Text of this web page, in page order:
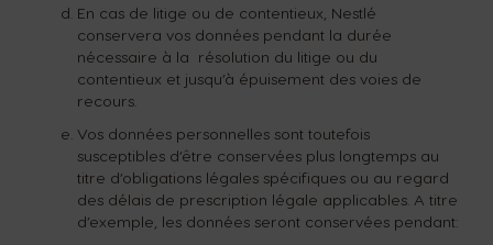
Dosettes et sachets
à base de papier pour machines
NEO
COMMANDE RAPIDE
Goûtez au futur
Trouvez le système qui vous correspond
Comparatif machines
Utilisation & Entretien
machines
Nos engagements
Recyclez vos capsules
En cas de litige ou de contentieux, Nestlé
conservera vos données pendant la durée
nécessaire à la résolution du litige ou du
contentieux et jusqu’à épuisement des voies de
recours.
Vos données personnelles sont toutefois
susceptibles d’être conservées plus longtemps au
titre d’obligations légales spécifiques ou au regard
des délais de prescription légale applicables. A titre
d’exemple, les données seront conservées pendant: